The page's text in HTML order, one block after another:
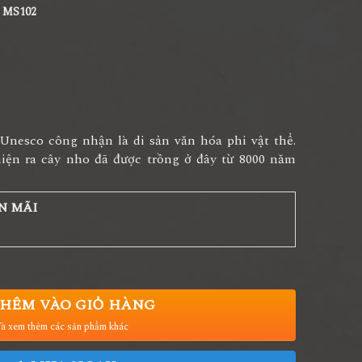
công nhận là di sản văn hóa phi vật thể.
ra cây nho đã được trồng ở đây từ 8000 năm
MÃI
VÀO GIỎ HÀNG
xem thêm các sản phẩm khác